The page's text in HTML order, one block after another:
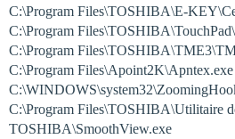
C:\Program Files\TOSHIBA\E-
C:\Program
C:\Program
C:\Program Files\Apoint2K\Apntex.exe
C:\Program Files\TOSHIBA\Utilitaire
TOSHIBA\SmoothView.exe